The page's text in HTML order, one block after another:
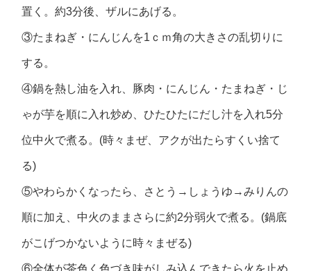
置く。約3分後、ザルにあげる。
③たまねぎ・にんじんを1ｃｍ角の大きさの乱切りに
する。
④鍋を熱し油を入れ、豚肉・にんじん・たまねぎ・じ
ゃが芋を順に入れ炒め、ひたひたにだし汁を入れ5分
位中火で煮る。(時々まぜ、アクが出たらすくい捨て
る)
⑤やわらかくなったら、さとう→しょうゆ→みりんの
順に加え、中火のままさらに約2分弱火で煮る。(鍋底
がこげつかないように時々まぜる)